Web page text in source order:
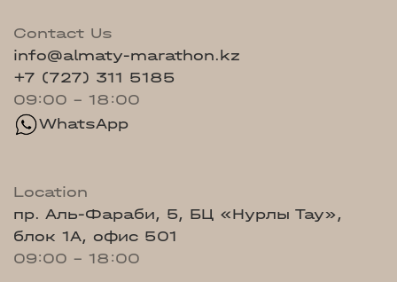
Contact Us
info@almaty-marathon.kz
+7 (727) 311 5185
09:00 - 18:00
WhatsApp
Location
пр. Аль-Фараби, 5, БЦ «Нурлы Тау»,
блок 1А, офис 501
09:00 - 18:00